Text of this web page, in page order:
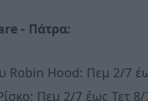
- Πάτρα:
Robin Hood: Πεμ 2/7
Πεμ 2/7 έως Τετ